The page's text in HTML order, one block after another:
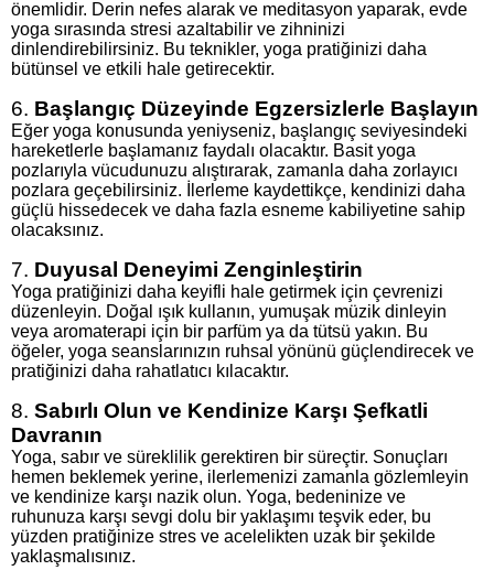
önemlidir. Derin nefes alarak ve meditasyon yaparak, evde
yoga sırasında stresi azaltabilir ve zihninizi
dinlendirebilirsiniz. Bu teknikler, yoga pratiğinizi daha
bütünsel ve etkili hale getirecektir.
6. Başlangıç Düzeyinde Egzersizlerle Başlayın
Eğer yoga konusunda yeniyseniz, başlangıç seviyesindeki
hareketlerle başlamanız faydalı olacaktır. Basit yoga
pozlarıyla vücudunuzu alıştırarak, zamanla daha zorlayıcı
pozlara geçebilirsiniz. İlerleme kaydettikçe, kendinizi daha
güçlü hissedecek ve daha fazla esneme kabiliyetine sahip
olacaksınız.
7. Duyusal Deneyimi Zenginleştirin
Yoga pratiğinizi daha keyifli hale getirmek için çevrenizi
düzenleyin. Doğal ışık kullanın, yumuşak müzik dinleyin
veya aromaterapi için bir parfüm ya da tütsü yakın. Bu
öğeler, yoga seanslarınızın ruhsal yönünü güçlendirecek ve
pratiğinizi daha rahatlatıcı kılacaktır.
8. Sabırlı Olun ve Kendinize Karşı Şefkatli
Davranın
Yoga, sabır ve süreklilik gerektiren bir süreçtir. Sonuçları
hemen beklemek yerine, ilerlemenizi zamanla gözlemleyin
ve kendinize karşı nazik olun. Yoga, bedeninize ve
ruhunuza karşı sevgi dolu bir yaklaşımı teşvik eder, bu
yüzden pratiğinize stres ve acelelikten uzak bir şekilde
yaklaşmalısınız.